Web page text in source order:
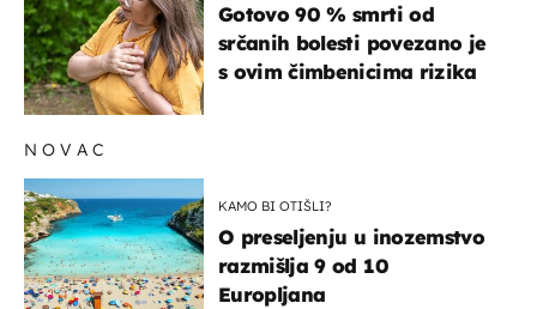
Gotovo 90 % smrti od
srčanih bolesti povezano je
s ovim čimbenicima rizika
NOVAC
KAMO BI OTIŠLI?
O preseljenju u inozemstvo
razmišlja 9 od 10
Europljana